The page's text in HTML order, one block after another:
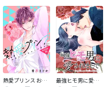
熱愛プリンス お兄ちゃんはキミが好き
最強ヒモ男に愛されまして